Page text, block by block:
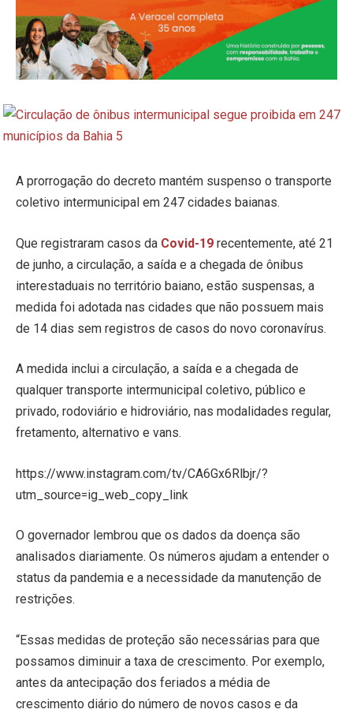
A prorrogação do decreto mantém suspenso o transporte
coletivo intermunicipal em 247 cidades baianas.
Que registraram casos da Covid-19 recentemente, até 21
de junho, a circulação, a saída e a chegada de ônibus
interestaduais no território baiano, estão suspensas, a
medida foi adotada nas cidades que não possuem mais
de 14 dias sem registros de casos do novo coronavírus.
A medida inclui a circulação, a saída e a chegada de
qualquer transporte intermunicipal coletivo, público e
privado, rodoviário e hidroviário, nas modalidades regular,
fretamento, alternativo e vans.
https://www.instagram.com/tv/CA6Gx6Rlbjr/?
utm_source=ig_web_copy_link
O governador lembrou que os dados da doença são
analisados diariamente. Os números ajudam a entender o
status da pandemia e a necessidade da manutenção de
restrições.
“Essas medidas de proteção são necessárias para que
possamos diminuir a taxa de crescimento. Por exemplo,
antes da antecipação dos feriados a média de
crescimento diário do número de novos casos e da